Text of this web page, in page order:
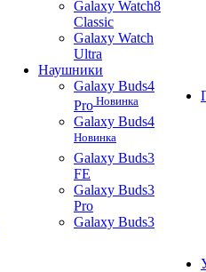
Galaxy Watch8
Classic
Galaxy Watch
Ultra
Наушники
Galaxy Buds4
Pro Новинка
Galaxy Buds4
Новинка
Galaxy Buds3
FE
Galaxy Buds3
Pro
Galaxy Buds3